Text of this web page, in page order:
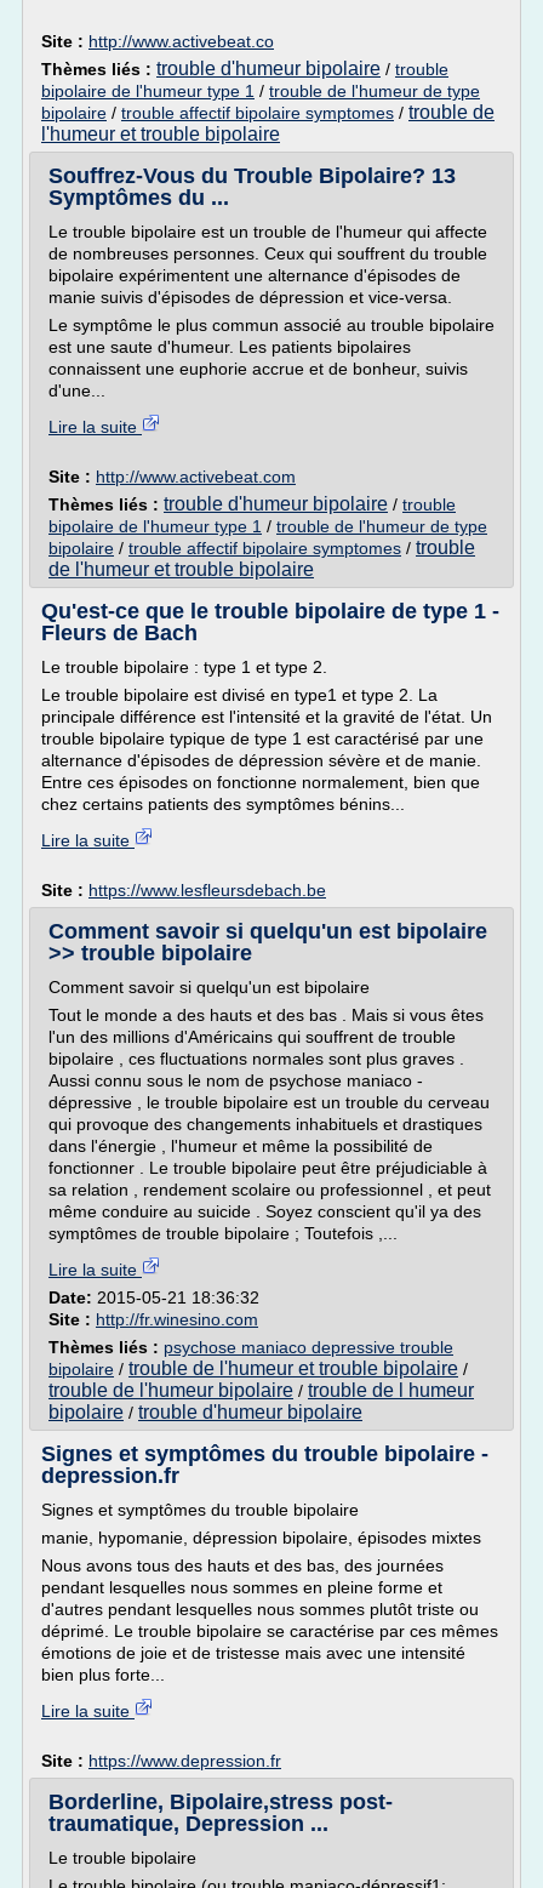
Site : http://www.activebeat.co
Thèmes liés : trouble d'humeur bipolaire / trouble
bipolaire de l'humeur type 1 / trouble de l'humeur de type
bipolaire / trouble affectif bipolaire symptomes / trouble de
l'humeur et trouble bipolaire
Souffrez-Vous du Trouble Bipolaire? 13
Symptômes du ...
Le trouble bipolaire est un trouble de l'humeur qui affecte
de nombreuses personnes. Ceux qui souffrent du trouble
bipolaire expérimentent une alternance d'épisodes de
manie suivis d'épisodes de dépression et vice-versa.
Le symptôme le plus commun associé au trouble bipolaire
est une saute d'humeur. Les patients bipolaires
connaissent une euphorie accrue et de bonheur, suivis
d'une...
Lire la suite
Site : http://www.activebeat.com
Thèmes liés : trouble d'humeur bipolaire / trouble
bipolaire de l'humeur type 1 / trouble de l'humeur de type
bipolaire / trouble affectif bipolaire symptomes / trouble
de l'humeur et trouble bipolaire
Qu'est-ce que le trouble bipolaire de type 1 -
Fleurs de Bach
Le trouble bipolaire : type 1 et type 2.
Le trouble bipolaire est divisé en type1 et type 2. La
principale différence est l'intensité et la gravité de l'état. Un
trouble bipolaire typique de type 1 est caractérisé par une
alternance d'épisodes de dépression sévère et de manie.
Entre ces épisodes on fonctionne normalement, bien que
chez certains patients des symptômes bénins...
Lire la suite
Site : https://www.lesfleursdebach.be
Comment savoir si quelqu'un est bipolaire
>> trouble bipolaire
Comment savoir si quelqu'un est bipolaire
Tout le monde a des hauts et des bas . Mais si vous êtes
l'un des millions d'Américains qui souffrent de trouble
bipolaire , ces fluctuations normales sont plus graves .
Aussi connu sous le nom de psychose maniaco -
dépressive , le trouble bipolaire est un trouble du cerveau
qui provoque des changements inhabituels et drastiques
dans l'énergie , l'humeur et même la possibilité de
fonctionner . Le trouble bipolaire peut être préjudiciable à
sa relation , rendement scolaire ou professionnel , et peut
même conduire au suicide . Soyez conscient qu'il ya des
symptômes de trouble bipolaire ; Toutefois ,...
Lire la suite
Date: 2015-05-21 18:36:32
Site : http://fr.winesino.com
Thèmes liés : psychose maniaco depressive trouble
bipolaire / trouble de l'humeur et trouble bipolaire /
trouble de l'humeur bipolaire / trouble de l humeur
bipolaire / trouble d'humeur bipolaire
Signes et symptômes du trouble bipolaire -
depression.fr
Signes et symptômes du trouble bipolaire
manie, hypomanie, dépression bipolaire, épisodes mixtes
Nous avons tous des hauts et des bas, des journées
pendant lesquelles nous sommes en pleine forme et
d'autres pendant lesquelles nous sommes plutôt triste ou
déprimé. Le trouble bipolaire se caractérise par ces mêmes
émotions de joie et de tristesse mais avec une intensité
bien plus forte...
Lire la suite
Site : https://www.depression.fr
Borderline, Bipolaire,stress post-
traumatique, Depression ...
Le trouble bipolaire